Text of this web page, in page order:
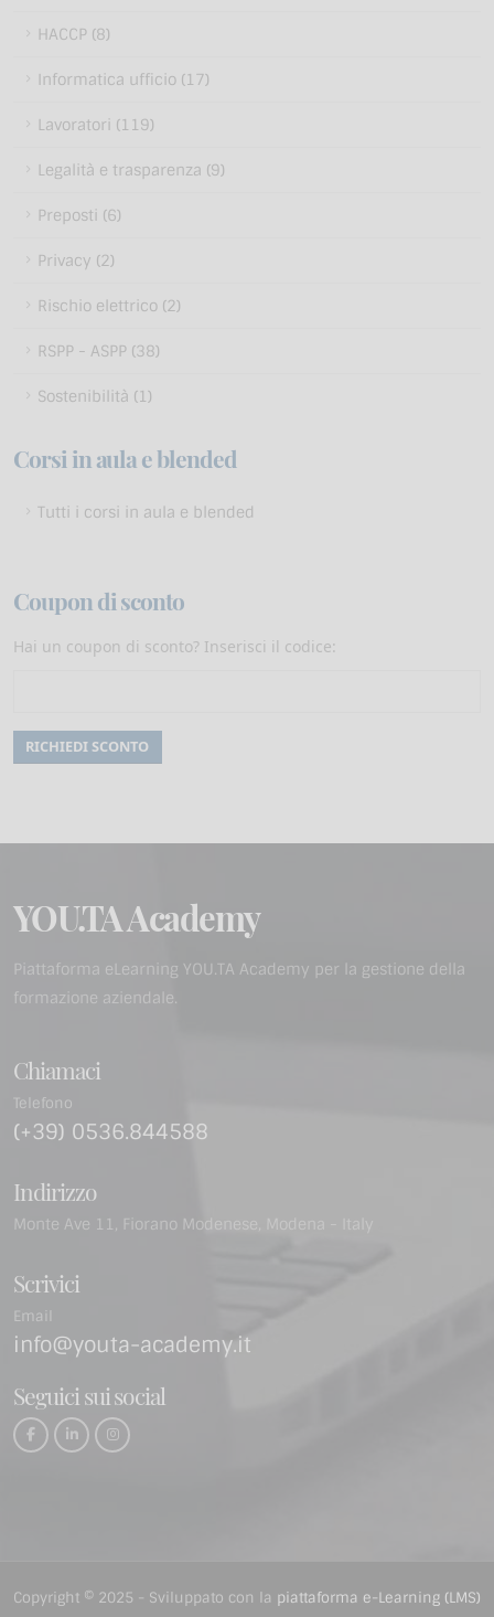
HACCP (8)
Informatica ufficio (17)
Lavoratori (119)
Legalità e trasparenza (9)
Preposti (6)
Privacy (2)
Rischio elettrico (2)
RSPP - ASPP (38)
Sostenibilità (1)
Corsi in aula e blended
Tutti i corsi in aula e blended
Coupon di sconto
Hai un coupon di sconto? Inserisci il codice:
YOU.TA Academy
Piattaforma eLearning YOU.TA Academy per la gestione della
formazione aziendale.
Chiamaci
Telefono
(+39) 0536.844588
Indirizzo
Monte Ave 11, Fiorano Modenese, Modena - Italy
Scrivici
Email
info@youta-academy.it
Seguici sui social
Copyright © 2025 - Sviluppato con la piattaforma e-Learning (LMS)